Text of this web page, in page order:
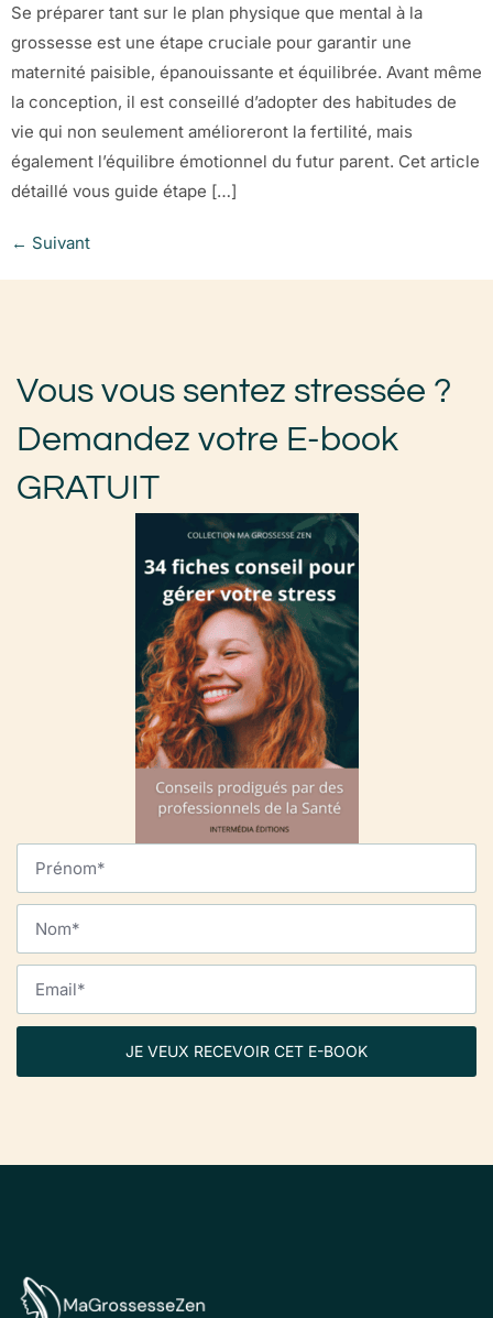
Se préparer tant sur le plan physique que mental à la
grossesse est une étape cruciale pour garantir une
maternité paisible, épanouissante et équilibrée. Avant même
la conception, il est conseillé d’adopter des habitudes de
vie qui non seulement amélioreront la fertilité, mais
également l’équilibre émotionnel du futur parent. Cet article
détaillé vous guide étape […]
← Suivant
Vous vous sentez stressée ?
Demandez votre E-book
GRATUIT
JE VEUX RECEVOIR CET E-BOOK